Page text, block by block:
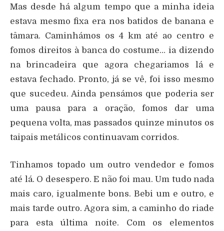
Mas desde há algum tempo que a minha ideia
estava mesmo fixa era nos batidos de banana e
tâmara. Caminhámos os 4 km até ao centro e
fomos direitos à banca do costume… ia dizendo
na brincadeira que agora chegariamos lá e
estava fechado. Pronto, já se vê, foi isso mesmo
que sucedeu. Ainda pensámos que poderia ser
uma pausa para a oração, fomos dar uma
pequena volta, mas passados quinze minutos os
taipais metálicos continuavam corridos.
Tinhamos topado um outro vendedor e fomos
até lá. O desespero. E não foi mau. Um tudo nada
mais caro, igualmente bons. Bebi um e outro, e
mais tarde outro. Agora sim, a caminho do riade
para esta última noite. Com os elementos